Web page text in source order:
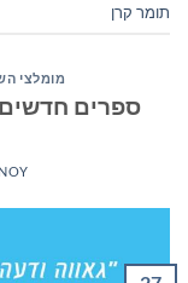
תומר קרן
מומלצי
ספרים חדשים –